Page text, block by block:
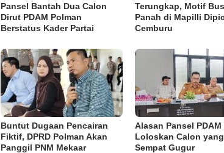
Pansel Bantah Dua Calon
Dirut PDAM Polman
Berstatus Kader Partai
Terungkap, Motif
Panah di Mapilli
Cemburu
Buntut Dugaan Pencairan
Fiktif, DPRD Polman Akan
Panggil PNM Mekaar
Alasan Pansel PDAM
Loloskan Calon yang
Sempat Gugur